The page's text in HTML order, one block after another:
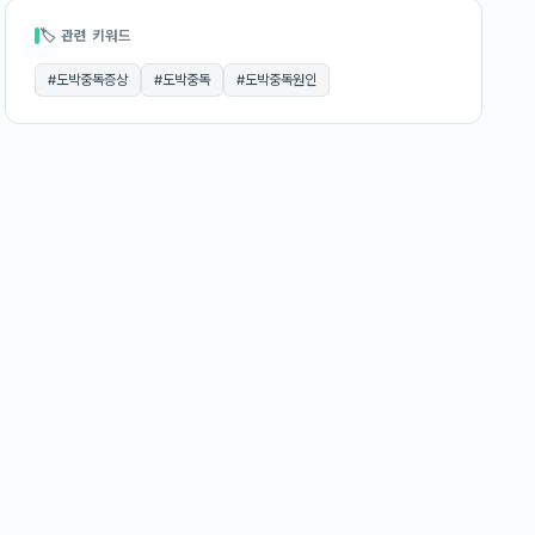
🏷 관련 키워드
#도박중독증상 #도박중독 #도박중독원인